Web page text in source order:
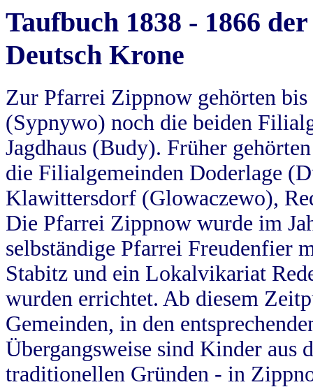
Taufbuch 1838 - 1866
Deutsch Krone
Zur Pfarrei Zippnow gehörten
(Sypnywo) noch die beiden
Jagdhaus (Budy). Früher
die Filialgemeinden Doderlage
Klawittersdorf (Glowaczewo),
Die Pfarrei Zippnow wurde im
selbständige Pfarrei Freudenfier
Stabitz und ein Lokalvikariat
wurden errichtet. Ab diesem
Gemeinden, in den
Übergangsweise sind Kinder aus
traditionellen Gründen - in